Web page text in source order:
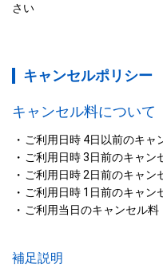
さい
キャンセルポリシー
キャンセル料について
ご利用日時 4日以前のキャ
ご利用日時 3日前のキャン
ご利用日時 2日前のキャン
ご利用日時 1日前のキャン
ご利用当日のキャンセル料
補足説明